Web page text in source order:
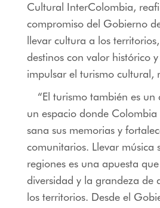
Cultural InterColombia,
compromiso del Gobierno
llevar cultura a los
destinos con valor histórico
impulsar el turismo cultural,
“El turismo también es
un espacio donde Colombia
sana sus memorias y
comunitarios. Llevar música
regiones es una apuesta
diversidad y la grandeza de
los territorios. Desde el